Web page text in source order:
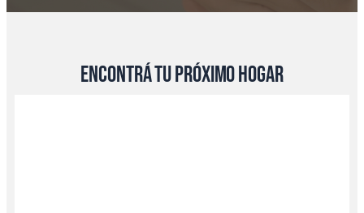
encontrá tu próximo hogar